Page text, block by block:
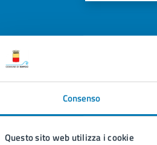
Consenso
Questo sito web utilizza i cookie